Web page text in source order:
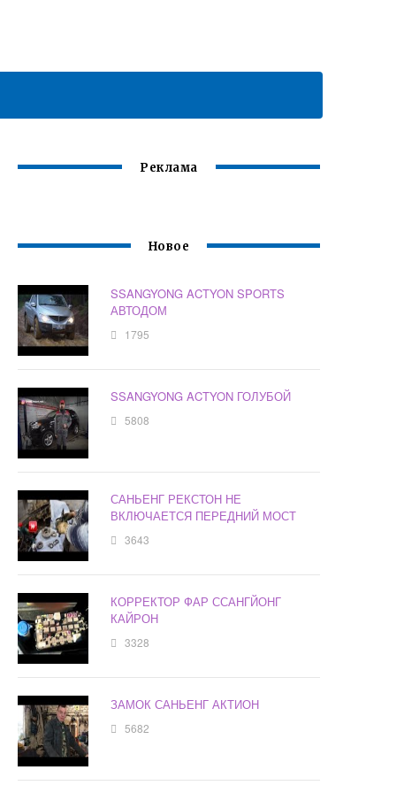
Реклама
Новое
SSANGYONG ACTYON SPORTS
АВТОДОМ
1795
SSANGYONG ACTYON ГОЛУБОЙ
5808
САНЬЕНГ РЕКСТОН НЕ
ВКЛЮЧАЕТСЯ ПЕРЕДНИЙ МОСТ
3643
КОРРЕКТОР ФАР ССАНГЙОНГ
КАЙРОН
3328
ЗАМОК САНЬЕНГ АКТИОН
5682